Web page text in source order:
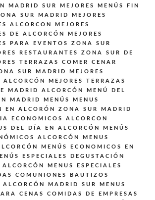
MADRID SUR
MEJORES MENÚS FIN
SUR MADRID
MEJORES
ALCORCON
MEJORES
DE ALCORCÓN
MEJORES
PARA EVENTOS ZONA SUR
RESTAURANTES ZONA SUR DE
TERRAZAS COMER CENAR
SUR MADRID
MEJORES
ALCORCÓN
MEJORES TERRAZAS
MADRID ALCORCÓN
MENÚ DEL
MADRID
MENÚS
MENUS
EN ALCORÓN ZONA SUR MADRID
ECONOMICOS ALCORCON
DEL DÍA EN ALCORCÓN
MENÚS
ALCORCÓN
MENUS
MENÚS ECONOMICOS EN
ESPECIALES DEGUSTACIÓN
MENUS ESPECIALES
COMUNIONES BAUTIZOS
ALCORCÓN MADRID SUR
MENUS
CENAS COMIDAS DE EMPRESAS